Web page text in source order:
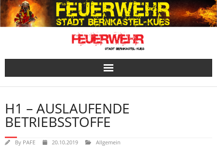
Skip
to
content
H1 – AUSLAUFENDE
BETRIEBSSTOFFE
By PAFE 20.10.2019 Allgemein